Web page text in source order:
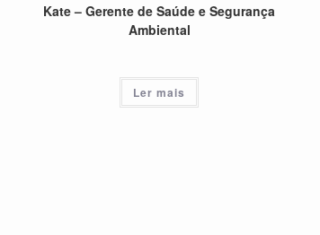
Kate – Gerente de Saúde e Segurança
Ambiental
Ler mais